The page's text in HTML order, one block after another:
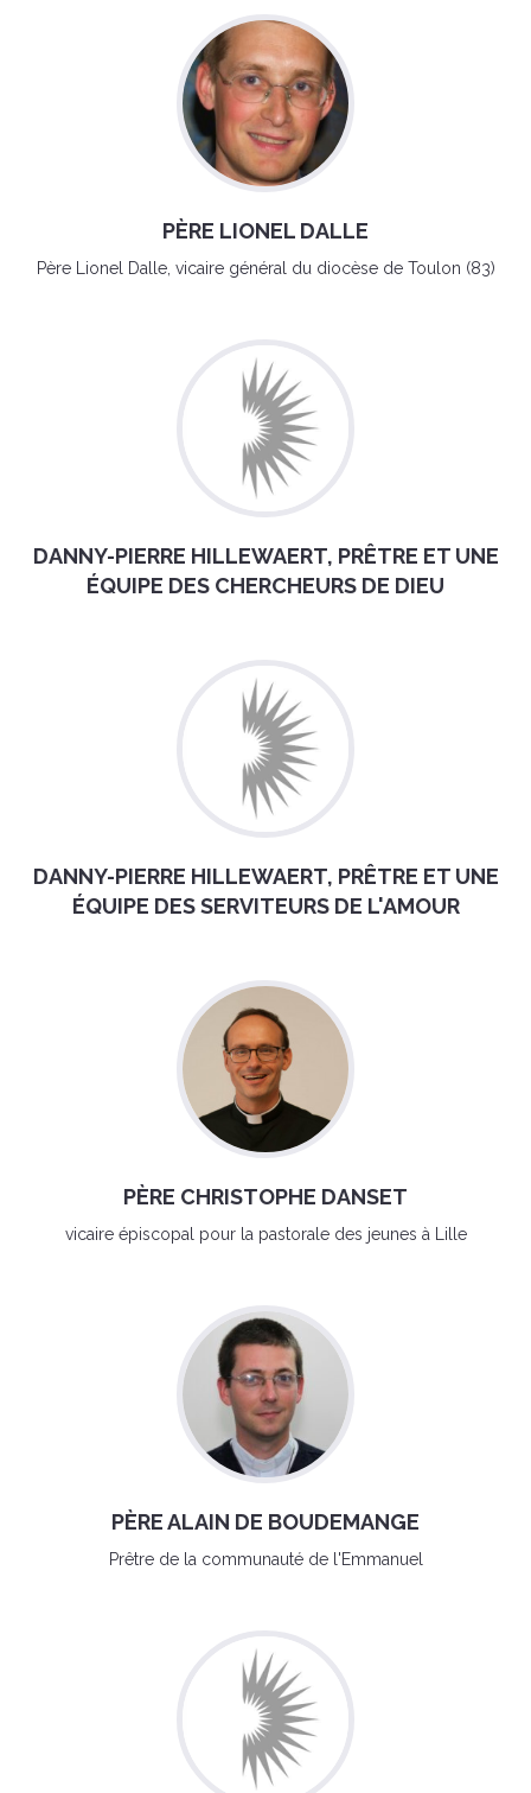
PÈRE LIONEL DALLE
Père Lionel Dalle, vicaire général du diocèse de Toulon (83)
DANNY-PIERRE HILLEWAERT, PRÊTRE ET UNE
ÉQUIPE DES CHERCHEURS DE DIEU
DANNY-PIERRE HILLEWAERT, PRÊTRE ET UNE
ÉQUIPE DES SERVITEURS DE L'AMOUR
PÈRE CHRISTOPHE DANSET
vicaire épiscopal pour la pastorale des jeunes à Lille
PÈRE ALAIN DE BOUDEMANGE
Prêtre de la communauté de l'Emmanuel